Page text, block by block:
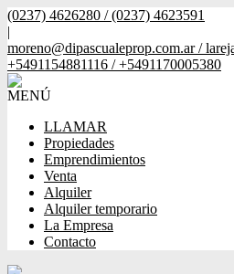
(0237) 4626280 / (0237) 4623591
|
moreno@dipascualeprop.com.ar /
+5491154881116 / +5491170005380
MENÚ
LLAMAR
Propiedades
Emprendimientos
Venta
Alquiler
Alquiler temporario
La Empresa
Contacto